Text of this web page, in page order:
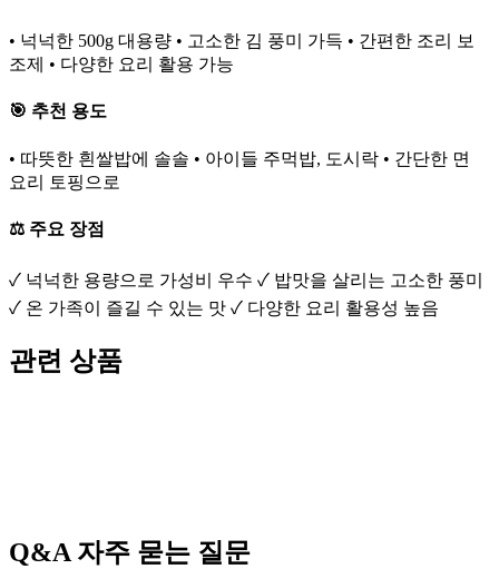
• 넉넉한 500g 대용량 • 고소한 김 풍미 가득 • 간편한 조리 보
조제 • 다양한 요리 활용 가능
🎯 추천 용도
• 따뜻한 흰쌀밥에 솔솔 • 아이들 주먹밥, 도시락 • 간단한 면
요리 토핑으로
⚖️ 주요 장점
✓ 넉넉한 용량으로 가성비 우수 ✓ 밥맛을 살리는 고소한 풍미
✓ 온 가족이 즐길 수 있는 맛 ✓ 다양한 요리 활용성 높음
관련 상품
Q&A 자주 묻는 질문